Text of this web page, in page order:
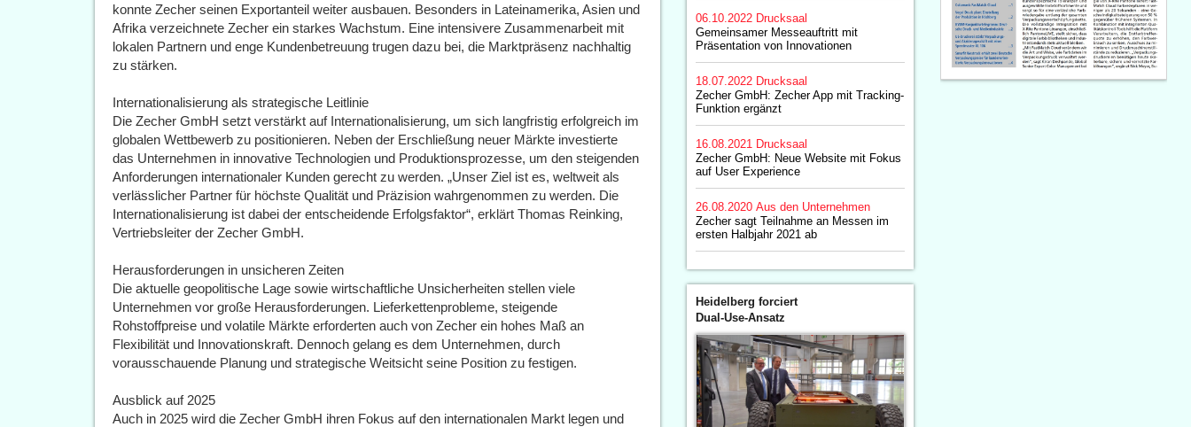
konnte Zecher seinen Exportanteil weiter ausbauen. Besonders in Lateinamerika, Asien und
Afrika verzeichnete Zecher ein starkes Wachstum. Eine intensivere Zusammenarbeit mit
lokalen Partnern und enge Kundenbetreuung trugen dazu bei, die Marktpräsenz nachhaltig
zu stärken.
Internationalisierung als strategische Leitlinie
Die Zecher GmbH setzt verstärkt auf Internationalisierung, um sich langfristig erfolgreich im
globalen Wettbewerb zu positionieren. Neben der Erschließung neuer Märkte investierte
das Unternehmen in innovative Technologien und Produktionsprozesse, um den steigenden
Anforderungen internationaler Kunden gerecht zu werden. „Unser Ziel ist es, weltweit als
verlässlicher Partner für höchste Qualität und Präzision wahrgenommen zu werden. Die
Internationalisierung ist dabei der entscheidende Erfolgsfaktor“, erklärt Thomas Reinking,
Vertriebsleiter der Zecher GmbH.
Herausforderungen in unsicheren Zeiten
Die aktuelle geopolitische Lage sowie wirtschaftliche Unsicherheiten stellen viele
Unternehmen vor große Herausforderungen. Lieferkettenprobleme, steigende
Rohstoffpreise und volatile Märkte erforderten auch von Zecher ein hohes Maß an
Flexibilität und Innovationskraft. Dennoch gelang es dem Unternehmen, durch
vorausschauende Planung und strategische Weitsicht seine Position zu festigen.
Ausblick auf 2025
Auch in 2025 wird die Zecher GmbH ihren Fokus auf den internationalen Markt legen und
06.10.2022 Drucksaal
Gemeinsamer Messeauftritt mit
Präsentation von Innovationen
18.07.2022 Drucksaal
Zecher GmbH: Zecher App mit Tracking-
Funktion ergänzt
16.08.2021
Drucksaal
Zecher GmbH: Neue Website mit Fokus
auf User Experience
26.08.2020 Aus den Unternehmen
Zecher sagt Teilnahme an Messen im
ersten Halbjahr 2021 ab
Heidelberg forciert
Dual-Use-Ansatz